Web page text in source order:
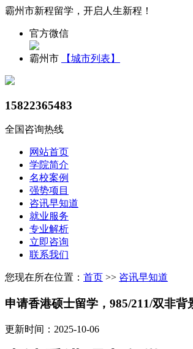
霸州市新程留学，开启人生新程！
官方微信
霸州市 【城市列表】
15822365483
全国咨询热线
网站首页
学院简介
名校案例
强势项目
咨讯早知道
就业服务
专业解析
立即咨询
联系我们
您现在所在位置： 首页 >> 咨讯早知道
申请香港硕士留学，985/211/双非背
更新时间：2025-10-06